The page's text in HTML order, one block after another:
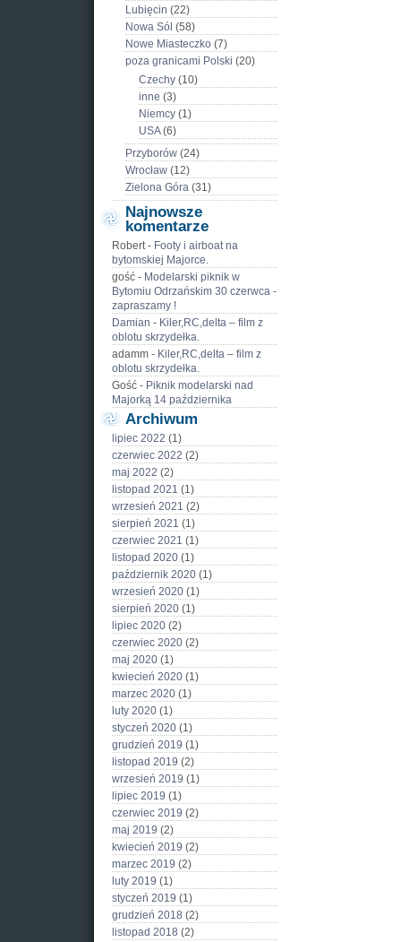
Lubięcin (22)
Nowa Sól (58)
Nowe Miasteczko (7)
poza granicami Polski (20)
Czechy (10)
inne (3)
Niemcy (1)
USA(6)
Przyborów (24)
Wrocław (12)
Zielona Góra (31)
Najnowsze
komentarze
Robert- Footy i airboat na
bytomskiej Majorce.
gość - Modelarski piknik w
Bytomiu Odrzańskim 30 czerwca -
zapraszamy !
Damian - Kiler,RC,delta – film z
oblotu skrzydełka.
adamm - Kiler,RC,delta – film z
oblotu skrzydełka.
Gość - Piknik modelarski nad
Majorką 14 października
Archiwum
lipiec 2022 (1)
czerwiec 2022 (2)
maj 2022 (2)
listopad 2021 (1)
wrzesień 2021 (2)
sierpień 2021 (1)
czerwiec 2021 (1)
listopad 2020 (1)
październik 2020 (1)
wrzesień 2020 (1)
sierpień 2020 (1)
lipiec 2020 (2)
czerwiec 2020 (2)
maj 2020 (1)
kwiecień 2020 (1)
marzec 2020 (1)
luty 2020 (1)
styczeń 2020 (1)
grudzień 2019 (1)
listopad 2019 (2)
wrzesień 2019 (1)
lipiec 2019 (1)
czerwiec 2019 (2)
maj 2019 (2)
kwiecień 2019 (2)
marzec 2019 (2)
luty 2019 (1)
styczeń 2019 (1)
grudzień 2018 (2)
listopad 2018 (2)